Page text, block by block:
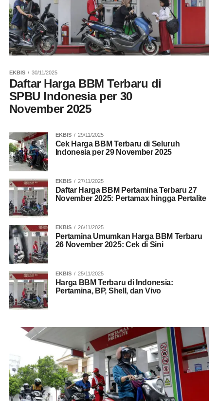
EKBIS 30/11/2025
Daftar Harga BBM Terbaru di
SPBU Indonesia per 30
November 2025
EKBIS 29/11/2025
Cek Harga BBM Terbaru di Seluruh
Indonesia per 29 November 2025
EKBIS 27/11/2025
Daftar Harga BBM Pertamina Terbaru 27
November 2025: Pertamax hingga Pertalite
EKBIS 26/11/2025
Pertamina Umumkan Harga BBM Terbaru
26 November 2025: Cek di Sini
EKBIS 25/11/2025
Harga BBM Terbaru di Indonesia:
Pertamina, BP, Shell, dan Vivo